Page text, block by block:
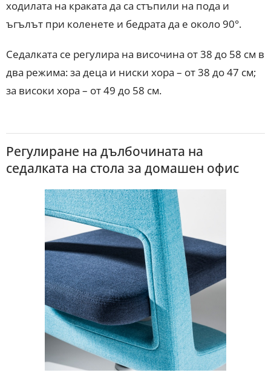
ходилата на краката да са стъпили на пода и
ъгълът при коленете и бедрата да е около 90°.
Седалката се регулира на височина от 38 до 58 см в
два режима: за деца и ниски хора – от 38 до 47 см;
за високи хора – от 49 до 58 см.
Регулиране на дълбочината на
седалката на стола за домашен офис